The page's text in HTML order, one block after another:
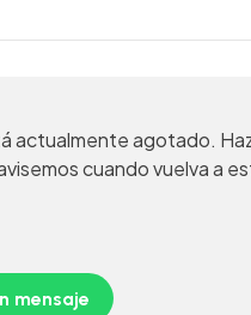
actualmente agotado.
cuando vuelva a
mensaje